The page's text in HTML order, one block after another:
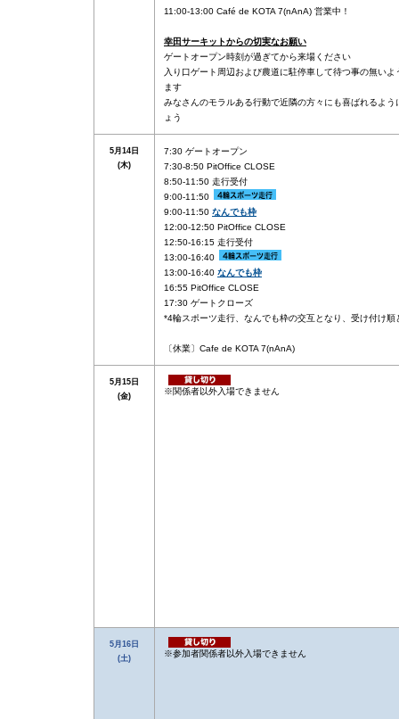
11:00-13:00 Café de KOTA 7(nAnA) 営業中！
幸田サーキットからの切実なお願い
ゲートオープン時刻が過ぎてから来場ください
入り口ゲート周辺および農道に駐停車して待つ事の無いよ
ます
みなさんのモラルある行動で近隣の方々にも喜ばれるよう
ょう
5月14日
(木)
7:30 ゲートオープン
7:30-8:50 PitOffice CLOSE
8:50-11:50 走行受付
9:00-11:50
9:00-11:50 なんでも枠
12:00-12:50 PitOffice CLOSE
12:50-16:15 走行受付
13:00-16:40
13:00-16:40 なんでも枠
16:55 PitOffice CLOSE
17:30 ゲートクローズ
*4輪スポーツ走行、なんでも枠の交互となり、受け付け順
〔休業〕Cafe de KOTA 7(nAnA)
5月15日
(金)
※関係者以外入場できません
5月16日
(土)
※参加者関係者以外入場できません